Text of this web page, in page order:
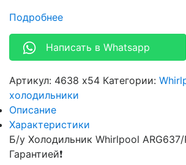
Подробнее
Написать в Whatsapp
Артикул: 4638 х54 Категории:
холодильники
Описание
Характеристики
Б/у Холодильник Whirlpool
Гарантией❗